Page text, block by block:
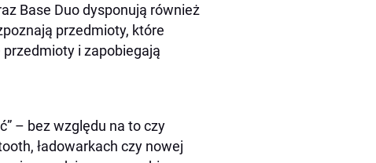
Base Duo dysponują również
przedmioty, które
przedmioty i zapobiegają
– bez względu na to czy
ładowarkach czy nowej